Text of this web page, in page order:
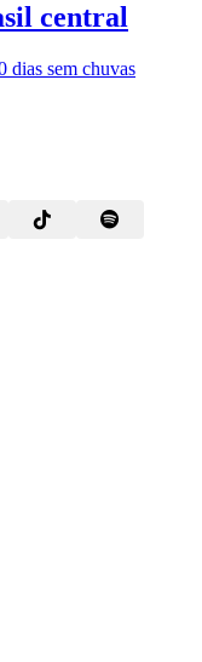
central
dias sem chuvas